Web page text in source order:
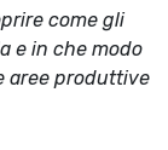
come gli
e in che modo
aree produttive